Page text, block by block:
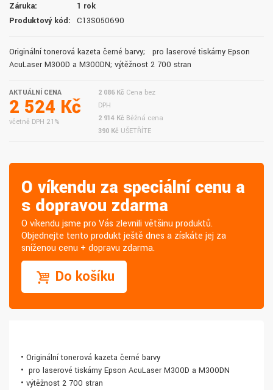
Záruka:
1 rok
Produktový kód:
C13S050690
Originální tonerová kazeta černé barvy; pro laserové tiskárny Epson
AcuLaser M300D a M300DN; výtěžnost 2 700 stran
AKTUÁLNÍ CENA
2 524 Kč
včetně DPH 21%
2 086 Kč Cena bez
DPH
2 914 Kč Běžná cena
390 Kč UŠETŘÍTE
O víkendu za speciální cenu a
s dopravou zdarma
O víkendu jsme pro Vás zlevnili většinu produktů.
Objednejte tento produkt ještě dnes a získáte jej za
sníženou cenu + dopravu zdarma.
Do košíku
• Originální tonerová kazeta černé barvy
• pro laserové tiskárny Epson AcuLaser M300D a M300DN
• výtěžnost 2 700 stran